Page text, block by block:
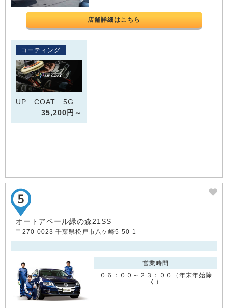
店舗詳細はこちら
コーティング
UP COAT 5G
35,200円～
オートアベール緑の森21SS
〒270-0023 千葉県松戸市八ケ崎5-50-1
営業時間
０６：００～２３：００（年末年始除
く）